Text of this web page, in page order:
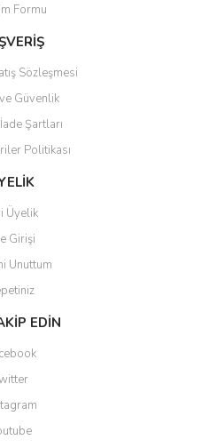
olmalı.
Formu
Sözleşmesi
Güvenlik
Şartları
Politikası
Üyelik
Girişi
Unuttum
EDİN